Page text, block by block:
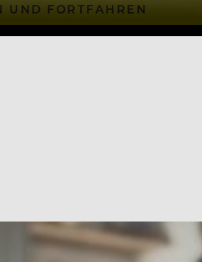
UND FORTFAHREN